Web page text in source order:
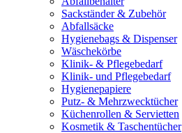
Sackständer & Zubehör
Abfallsäcke
Hygienebags & Dispenser
Wäschekörbe
Klinik- & Pflegebedarf
Klinik- und Pflegebedarf
Hygienepapiere
Putz- & Mehrzwecktücher
Küchenrollen & Servietten
Kosmetik & Taschentücher